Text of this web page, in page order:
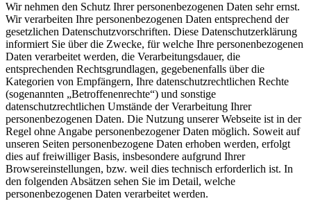
Wir nehmen den Schutz Ihrer personenbezogenen Daten sehr ernst.
Wir verarbeiten Ihre personenbezogenen Daten entsprechend der
gesetzlichen Datenschutzvorschriften. Diese Datenschutzerklärung
informiert Sie über die Zwecke, für welche Ihre personenbezogenen
Daten verarbeitet werden, die Verarbeitungsdauer, die
entsprechenden Rechtsgrundlagen, gegebenenfalls über die
Kategorien von Empfängern, Ihre datenschutzrechtlichen Rechte
(sogenannten „Betroffenenrechte“) und sonstige
datenschutzrechtlichen Umstände der Verarbeitung Ihrer
personenbezogenen Daten. Die Nutzung unserer Webseite ist in der
Regel ohne Angabe personenbezogener Daten möglich. Soweit auf
unseren Seiten personenbezogene Daten erhoben werden, erfolgt
dies auf freiwilliger Basis, insbesondere aufgrund Ihrer
Browsereinstellungen, bzw. weil dies technisch erforderlich ist. In
den folgenden Absätzen sehen Sie im Detail, welche
personenbezogenen Daten verarbeitet werden.